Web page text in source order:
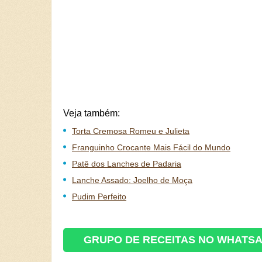
Veja também:
Torta Cremosa Romeu e Julieta
Franguinho Crocante Mais Fácil do Mundo
Patê dos Lanches de Padaria
Lanche Assado: Joelho de Moça
Pudim Perfeito
GRUPO DE RECEITAS NO